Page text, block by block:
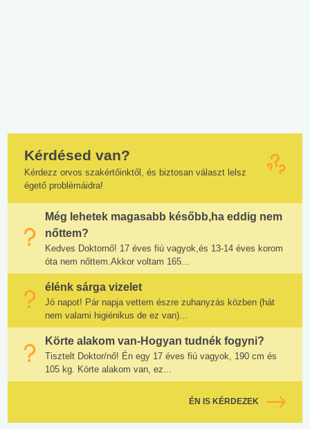
Kérdésed van?
Kérdezz orvos szakértőinktől, és biztosan választ lelsz
égető problémáidra!
Még lehetek magasabb később,ha eddig nem
nőttem?
Kedves Doktornő! 17 éves fiú vagyok,és 13-14 éves korom
óta nem nőttem.Akkor voltam 165...
élénk sárga vizelet
Jó napot! Pár napja vettem észre zuhanyzás közben (hát
nem valami higiénikus de ez van)...
Körte alakom van-Hogyan tudnék fogyni?
Tisztelt Doktor/nő! Én egy 17 éves fiú vagyok, 190 cm és
105 kg. Körte alakom van, ez...
ÉN IS KÉRDEZEK